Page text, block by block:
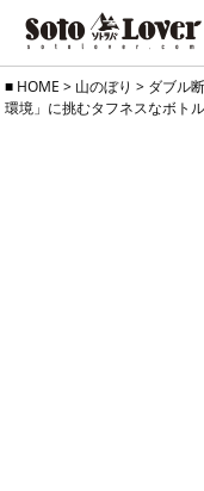
Skip
to
HOME > 山のぼり > ダブル
環境」に挑むタフネスなボト